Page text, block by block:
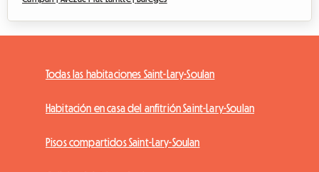
Todas las habitaciones Saint-Lary-Soulan
Habitación en casa del anfitrión Saint-Lary-Soulan
Pisos compartidos Saint-Lary-Soulan